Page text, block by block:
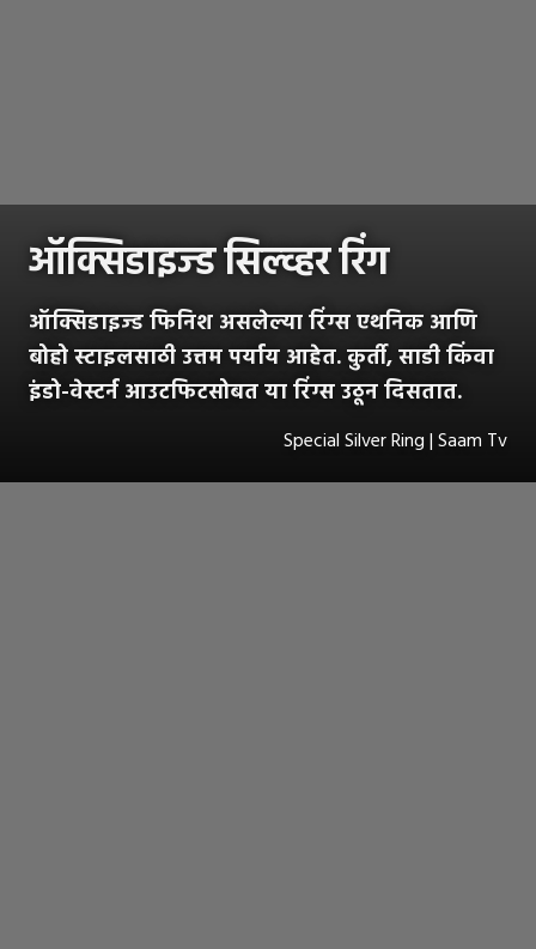
ऑक्सिडाइज्ड सिल्व्हर रिंग
ऑक्सिडाइज्ड फिनिश असलेल्या रिंग्स एथनिक आणि
बोहो स्टाइलसाठी उत्तम पर्याय आहेत. कुर्ती, साडी किंवा
इंडो-वेस्टर्न आउटफिटसोबत या रिंग्स उठून दिसतात.
Special Silver Ring | Saam Tv